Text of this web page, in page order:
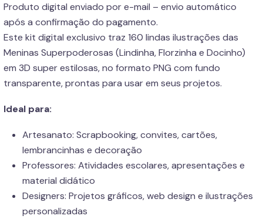
Produto digital enviado por e-mail – envio automático
após a confirmação do pagamento.
Este kit digital exclusivo traz 160 lindas ilustrações das
Meninas Superpoderosas (Lindinha, Florzinha e Docinho)
em 3D super estilosas, no formato PNG com fundo
transparente, prontas para usar em seus projetos.
Ideal para:
Artesanato: Scrapbooking, convites, cartões,
lembrancinhas e decoração
Professores: Atividades escolares, apresentações e
material didático
Designers: Projetos gráficos, web design e ilustrações
personalizadas